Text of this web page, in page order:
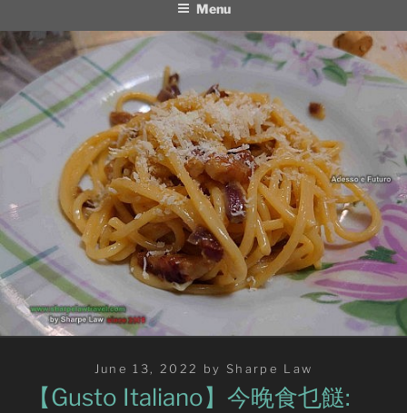
Menu
Posted
on
June 13, 2022 by Sharpe Law
【Gusto Italiano】今晚食乜餸: